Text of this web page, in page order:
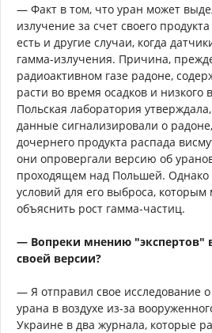
— Факт в том, что уран может
излучение за счет своего
есть и другие случаи, когда
гамма-излучения. Причина,
радиоактивном газе радоне,
расти во время осадков и низкого
Польская лаборатория
данные сигнализировали о
дочернего продукта распада
они опровергали версию об
проходящем над Польшей. Однако
условий для его выброса,
объяснить рост гамма-частиц.
— Вопреки мнению "экспертов"
своей версии?
— Я отправил свое исследование
урана в воздухе из-за
Украине в два журнала, которые